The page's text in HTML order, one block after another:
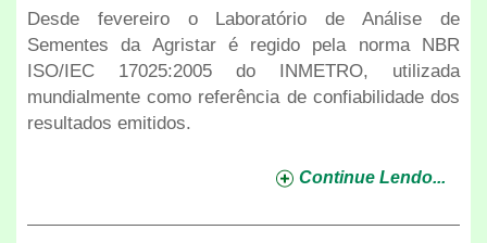
Desde fevereiro o Laboratório de Análise de
Sementes da Agristar é regido pela norma NBR
ISO/IEC 17025:2005 do INMETRO, utilizada
mundialmente como referência de confiabilidade dos
resultados emitidos.
Continue Lendo...